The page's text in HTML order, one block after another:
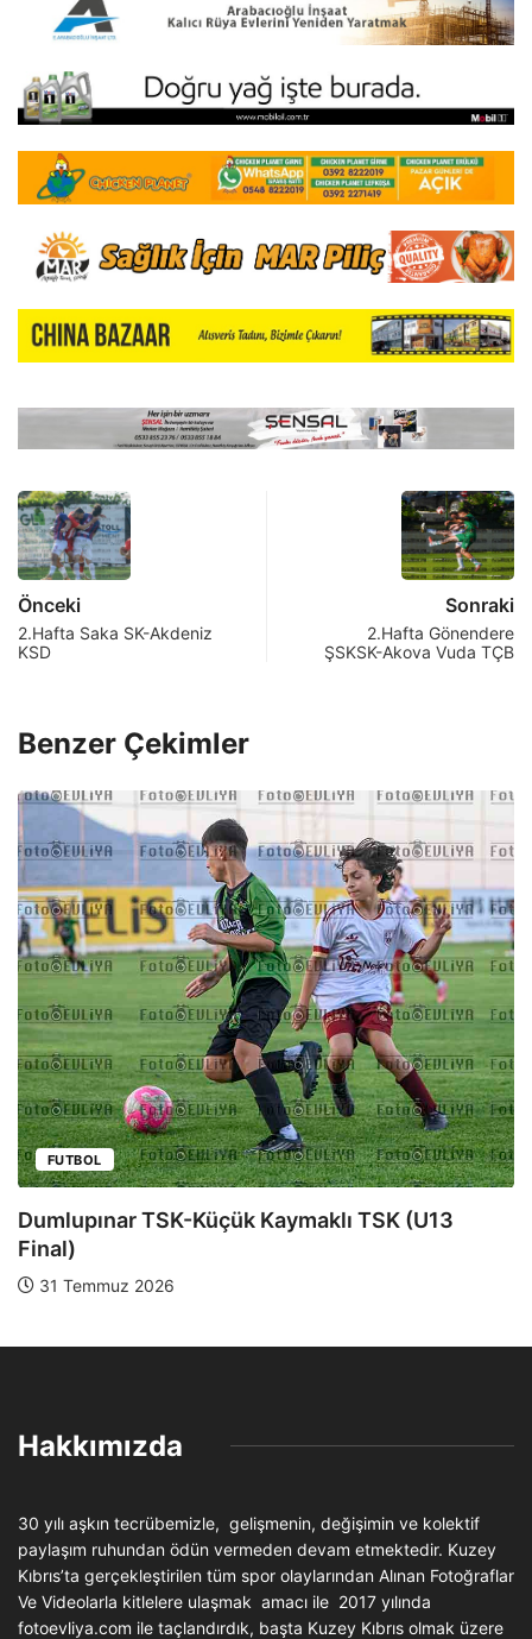
Önceki
2.Hafta Saka SK-Akdeniz
KSD
Sonraki
2.Hafta Gönendere
ŞSKSK-Akova Vuda TÇB
Benzer Çekimler
FUTBOL
Dumlupınar TSK-Yeniboğaziçi DSK (U13 Yarı
Final)
28 Temmuz 2026
Hakkımızda
30 yılı aşkın tecrübemizle, gelişmenin, değişimin ve kolektif
paylaşım ruhundan ödün vermeden devam etmektedir. Kuzey
Kıbrıs’ta gerçekleştirilen tüm spor olaylarından Alınan Fotoğraflar
Ve Videolarla kitlelere ulaşmak amacı ile 2017 yılında
fotoevliya.com ile taçlandırdık, başta Kuzey Kıbrıs olmak üzere